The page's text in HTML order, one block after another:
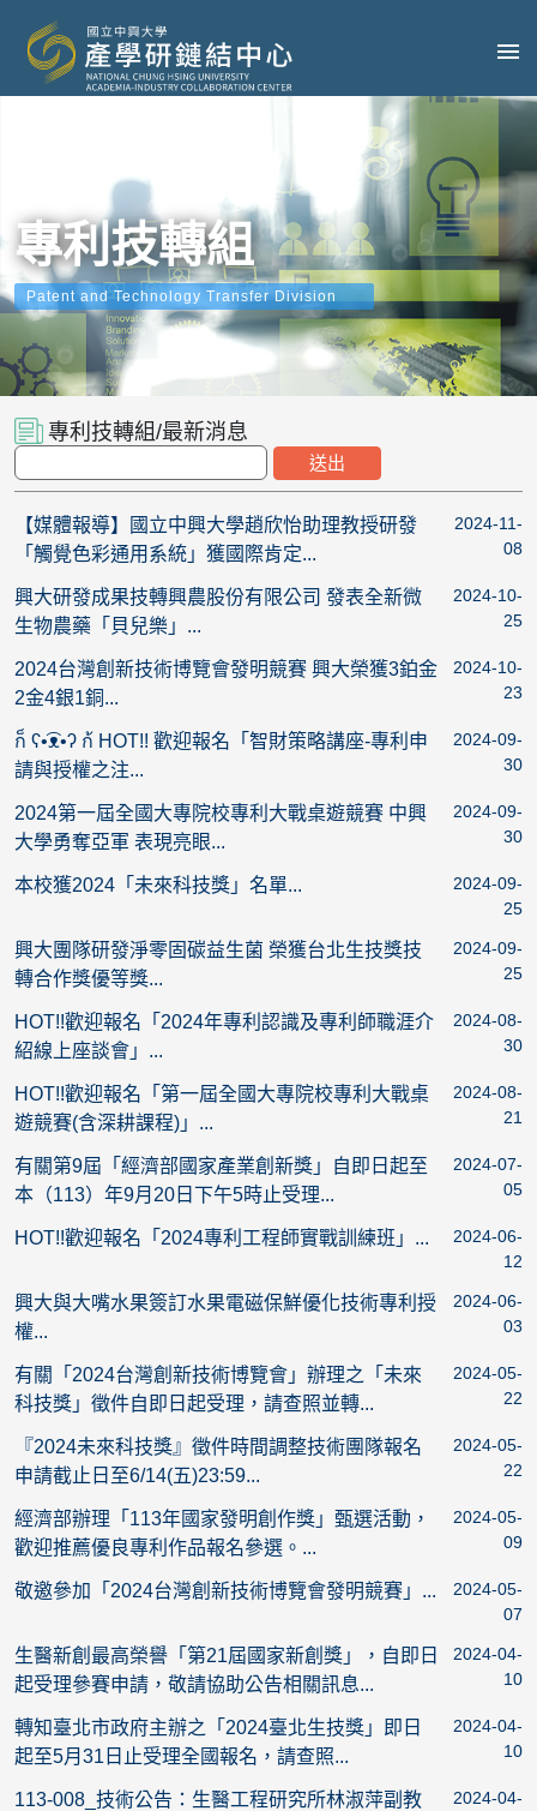
專利技轉組
Patent and Technology Transfer Division
專利技轉組/最新消息
【媒體報導】國立中興大學趙欣怡助理教授研發
「觸覺色彩通用系統」獲國際肯定...
2024-11-
08
興大研發成果技轉興農股份有限公司 發表全新微
生物農藥「貝兒樂」...
2024-10-
25
2024台灣創新技術博覽會發明競賽 興大榮獲3鉑金
2金4銀1銅...
2024-10-
23
ก็ ʕ•͡ᴥ•ʔ ก้ HOT!! 歡迎報名「智財策略講座-專利申
請與授權之注...
2024-09-
30
2024第一屆全國大專院校專利大戰桌遊競賽 中興
大學勇奪亞軍 表現亮眼...
2024-09-
30
本校獲2024「未來科技獎」名單...
2024-09-
25
興大團隊研發淨零固碳益生菌 榮獲台北生技獎技
轉合作獎優等獎...
2024-09-
25
HOT!!歡迎報名「2024年專利認識及專利師職涯介
紹線上座談會」...
2024-08-
30
HOT!!歡迎報名「第一屆全國大專院校專利大戰桌
遊競賽(含深耕課程)」...
2024-08-
21
有關第9屆「經濟部國家產業創新獎」自即日起至
本（113）年9月20日下午5時止受理...
2024-07-
05
HOT!!歡迎報名「2024專利工程師實戰訓練班」...
2024-06-
12
興大與大嘴水果簽訂水果電磁保鮮優化技術專利授
權...
2024-06-
03
有關「2024台灣創新技術博覽會」辦理之「未來
科技獎」徵件自即日起受理，請查照並轉...
2024-05-
22
『2024未來科技獎』徵件時間調整技術團隊報名
申請截止日至6/14(五)23:59...
2024-05-
22
經濟部辦理「113年國家發明創作獎」甄選活動，
歡迎推薦優良專利作品報名參選。...
2024-05-
09
敬邀參加「2024台灣創新技術博覽會發明競賽」...
2024-05-
07
生醫新創最高榮譽「第21屆國家新創獎」，自即日
起受理參賽申請，敬請協助公告相關訊息...
2024-04-
10
轉知臺北市政府主辦之「2024臺北生技獎」即日
起至5月31日止受理全國報名，請查照...
2024-04-
10
113-008_技術公告：生醫工程研究所林淑萍副教
2024-04-